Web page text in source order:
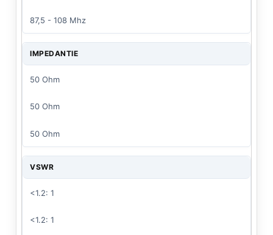
87,5 - 108 Mhz
IMPEDANTIE
50 Ohm
50 Ohm
50 Ohm
VSWR
<1.2: 1
<1.2: 1